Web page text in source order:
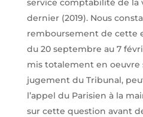
service comptabilité de la
dernier (2019). Nous
remboursement de cette
du 20 septembre au 7
mis totalement en oeuvre
jugement du Tribunal,
l’appel du Parisien à la
sur cette question avant